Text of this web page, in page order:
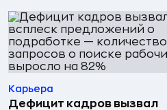
Карьера
Дефицит кадров вызвал